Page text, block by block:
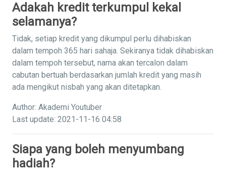
Adakah kredit terkumpul kekal
selamanya?
Tidak, setiap kredit yang dikumpul perlu dihabiskan
dalam tempoh 365 hari sahaja. Sekiranya tidak dihabiskan
dalam tempoh tersebut, nama akan tercalon dalam
cabutan bertuah berdasarkan jumlah kredit yang masih
ada mengikut nisbah yang akan ditetapkan.
Author: Akademi Youtuber
Last update: 2021-11-16 04:58
Siapa yang boleh menyumbang
hadiah?